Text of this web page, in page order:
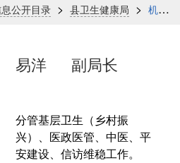
公开目录 > 县卫生健康局 > 机构信息
易洋 副局长
分管基层卫生（乡村振
兴）、医政医管、中医、平
安建设、信访维稳工作。